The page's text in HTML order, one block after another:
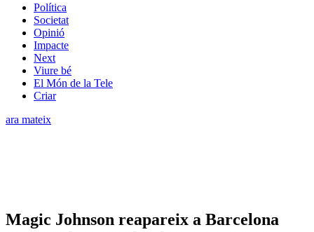
Política
Societat
Opinió
Impacte
Next
Viure bé
El Món de la Tele
Criar
ara mateix
Magic Johnson reapareix a Barcelona